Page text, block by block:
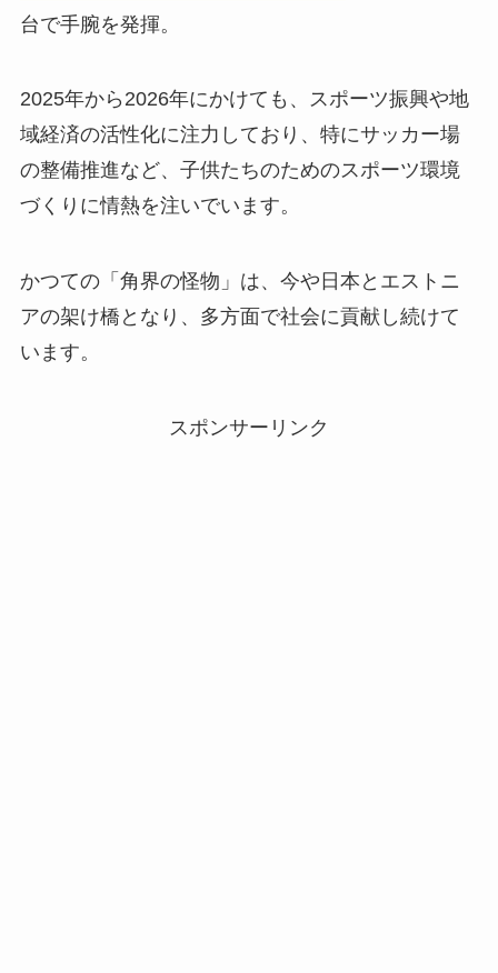
台で手腕を発揮。
2025年から2026年にかけても、スポーツ振興や地
域経済の活性化に注力しており、特にサッカー場
の整備推進など、子供たちのためのスポーツ環境
づくりに情熱を注いでいます。
かつての「角界の怪物」は、今や日本とエストニ
アの架け橋となり、多方面で社会に貢献し続けて
います。
スポンサーリンク